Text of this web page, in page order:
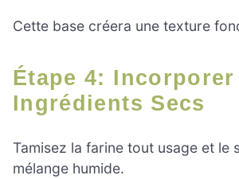
Cette base créera une texture
Étape 4: Incorporer Les
Ingrédients Secs
Tamisez la farine tout usage et le
mélange humide.